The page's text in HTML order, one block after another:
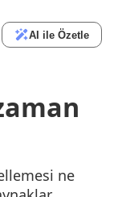
AI ile Özetle
ne